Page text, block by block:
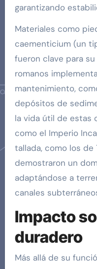
garantizando
Materiales como
caementicium (un
fueron clave para
romanos
mantenimiento,
depósitos de
la vida útil de estas
como el Imperio
tallada, como los de
demostraron un
adaptándose a
canales
Impacto
duradero
Más allá de su